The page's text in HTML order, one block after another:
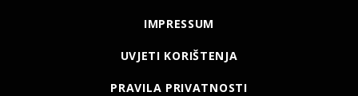
IMPRESSUM
UVJETI KORIŠTENJA
PRAVILA PRIVATNOSTI